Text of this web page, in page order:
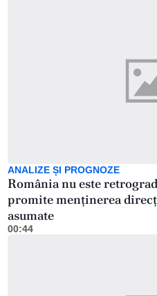
ANALIZE ȘI PROGNOZE
România nu este
promite menținerea
asumate
00:44